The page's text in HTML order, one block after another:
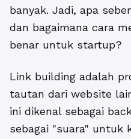
banyak. Jadi, apa
dan bagaimana cara
benar untuk startup?
Link building adalah
tautan dari website
ini dikenal sebagai
sebagai "suara" untuk